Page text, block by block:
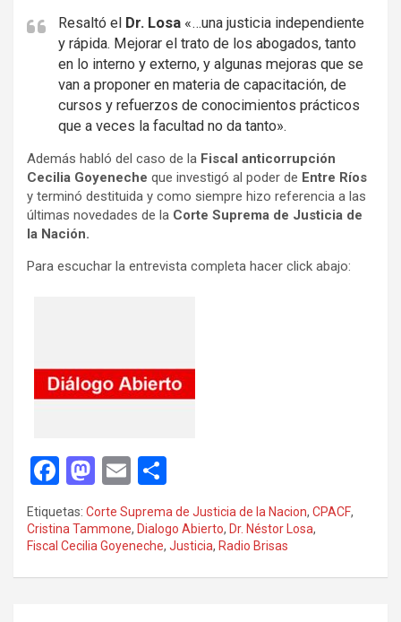
Resaltó el Dr. Losa «…una justicia independiente
y rápida. Mejorar el trato de los abogados, tanto
en lo interno y externo, y algunas mejoras que se
van a proponer en materia de capacitación, de
cursos y refuerzos de conocimientos prácticos
que a veces la facultad no da tanto».
Además habló del caso de la Fiscal anticorrupción
Cecilia Goyeneche que investigó al poder de Entre Ríos
y terminó destituida y como siempre hizo referencia a las
últimas novedades de la Corte Suprema de Justicia de
la Nación.
Para escuchar la entrevista completa hacer click abajo:
F
a
ce
b
o
M
a
st
o
d
E
ail
o
m
p
ar
Etiquetas: Corte Suprema de Justicia de la Nacion, CPACF,
Cristina Tammone, Dialogo Abierto, Dr. Néstor Losa,
Fiscal Cecilia Goyeneche, Justicia, Radio Brisas